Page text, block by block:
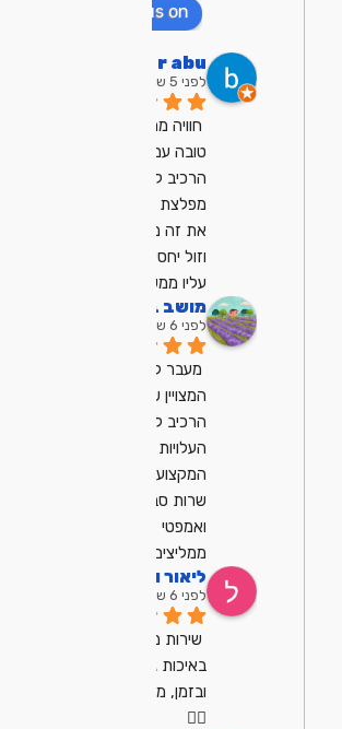
review us on
bar abu
לפני 5 שנים
עליו ממש
מושב בן שמן
לפני 6 שנים
הרכיב לנו
העלויות נוחות
ואמפטי
ממליצים מאוד .
ליאור וקנין
לפני 6 שנים
ובזמן, מרוצה מאוד
👍🏼